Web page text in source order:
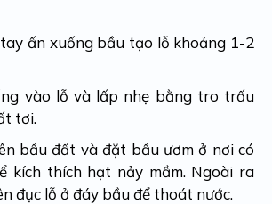
ấn xuống bầu tạo lỗ khoảng 1-2
vào lỗ và lấp nhẹ bằng tro trấu
tơi.
bầu đất và đặt bầu ươm ở nơi có
kích thích hạt nảy mầm. Ngoài ra
đục lỗ ở đáy bầu để thoát nước.